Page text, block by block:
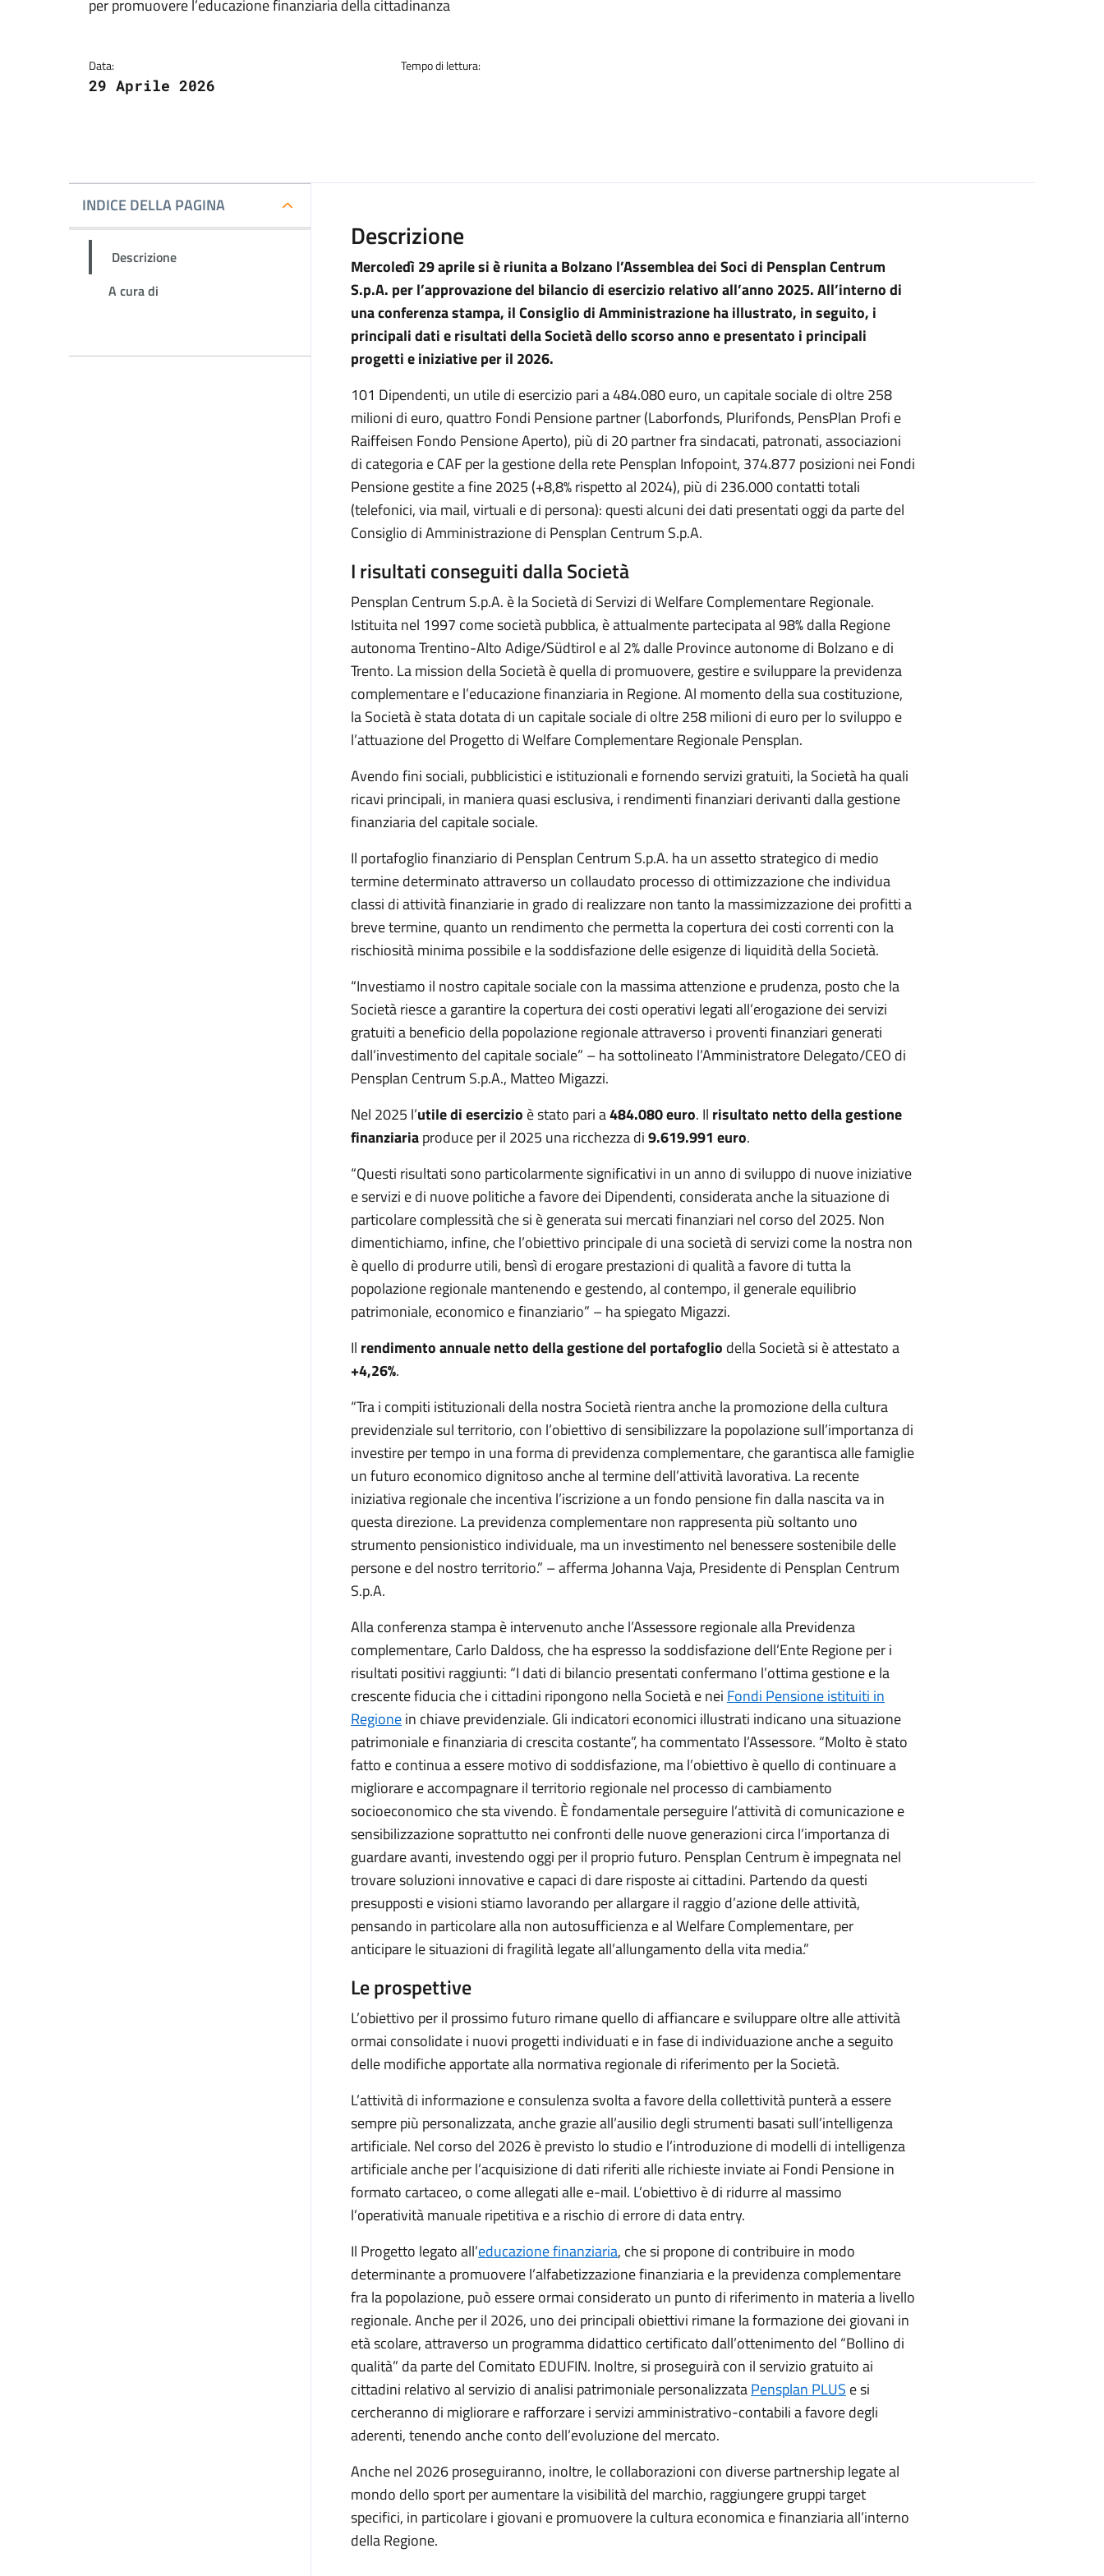
per promuovere l’educazione finanziaria della cittadinanza
Data:
29 Aprile 2026
Tempo di lettura:
INDICE DELLA PAGINA
Descrizione
A cura di
Descrizione
Mercoledì 29 aprile si è riunita a Bolzano l’Assemblea dei Soci di Pensplan Centrum
S.p.A. per l’approvazione del bilancio di esercizio relativo all’anno 2025. All’interno di
una conferenza stampa, il Consiglio di Amministrazione ha illustrato, in seguito, i
principali dati e risultati della Società dello scorso anno e presentato i principali
progetti e iniziative per il 2026.
101 Dipendenti, un utile di esercizio pari a 484.080 euro, un capitale sociale di oltre 258
milioni di euro, quattro Fondi Pensione partner (Laborfonds, Plurifonds, PensPlan Profi e
Raiffeisen Fondo Pensione Aperto), più di 20 partner fra sindacati, patronati, associazioni
di categoria e CAF per la gestione della rete Pensplan Infopoint, 374.877 posizioni nei Fondi
Pensione gestite a fine 2025 (+8,8% rispetto al 2024), più di 236.000 contatti totali
(telefonici, via mail, virtuali e di persona): questi alcuni dei dati presentati oggi da parte del
Consiglio di Amministrazione di Pensplan Centrum S.p.A.
I risultati conseguiti dalla Società
Pensplan Centrum S.p.A. è la Società di Servizi di Welfare Complementare Regionale.
Istituita nel 1997 come società pubblica, è attualmente partecipata al 98% dalla Regione
autonoma Trentino-Alto Adige/Südtirol e al 2% dalle Province autonome di Bolzano e di
Trento. La mission della Società è quella di promuovere, gestire e sviluppare la previdenza
complementare e l’educazione finanziaria in Regione. Al momento della sua costituzione,
la Società è stata dotata di un capitale sociale di oltre 258 milioni di euro per lo sviluppo e
l’attuazione del Progetto di Welfare Complementare Regionale Pensplan.
Avendo fini sociali, pubblicistici e istituzionali e fornendo servizi gratuiti, la Società ha quali
ricavi principali, in maniera quasi esclusiva, i rendimenti finanziari derivanti dalla gestione
finanziaria del capitale sociale.
Il portafoglio finanziario di Pensplan Centrum S.p.A. ha un assetto strategico di medio
termine determinato attraverso un collaudato processo di ottimizzazione che individua
classi di attività finanziarie in grado di realizzare non tanto la massimizzazione dei profitti a
breve termine, quanto un rendimento che permetta la copertura dei costi correnti con la
rischiosità minima possibile e la soddisfazione delle esigenze di liquidità della Società.
“Investiamo il nostro capitale sociale con la massima attenzione e prudenza, posto che la
Società riesce a garantire la copertura dei costi operativi legati all’erogazione dei servizi
gratuiti a beneficio della popolazione regionale attraverso i proventi finanziari generati
dall’investimento del capitale sociale” – ha sottolineato l’Amministratore Delegato/CEO di
Pensplan Centrum S.p.A., Matteo Migazzi.
Nel 2025 l’utile di esercizio è stato pari a484.080 euro. Il risultato netto della gestione
finanziariaproduce per il 2025 una ricchezza di9.619.991 euro.
“Questi risultati sono particolarmente significativi in un anno di sviluppo di nuove iniziative
e servizi e di nuove politiche a favore dei Dipendenti, considerata anche la situazione di
particolare complessità che si è generata sui mercati finanziari nel corso del 2025. Non
dimentichiamo, infine, che l’obiettivo principale di una società di servizi come la nostra non
è quello di produrre utili, bensì di erogare prestazioni di qualità a favore di tutta la
popolazione regionale mantenendo e gestendo, al contempo, il generale equilibrio
patrimoniale, economico e finanziario” – ha spiegato Migazzi.
Il rendimento annuale netto della gestione del portafoglio della Società si è attestato a
+4,26%.
“Tra i compiti istituzionali della nostra Società rientra anche la promozione della cultura
previdenziale sul territorio, con l’obiettivo di sensibilizzare la popolazione sull’importanza di
investire per tempo in una forma di previdenza complementare, che garantisca alle famiglie
un futuro economico dignitoso anche al termine dell’attività lavorativa. La recente
iniziativa regionale che incentiva l’iscrizione a un fondo pensione fin dalla nascita va in
questa direzione. La previdenza complementare non rappresenta più soltanto uno
strumento pensionistico individuale, ma un investimento nel benessere sostenibile delle
persone e del nostro territorio.” – afferma Johanna Vaja, Presidente di Pensplan Centrum
S.p.A.
Alla conferenza stampa è intervenuto anche l’Assessore regionale alla Previdenza
complementare, Carlo Daldoss, che ha espresso la soddisfazione dell’Ente Regione per i
risultati positivi raggiunti: “I dati di bilancio presentati confermano l’ottima gestione e la
crescente fiducia che i cittadini ripongono nella Società e nei Fondi Pensione istituiti in
Regionein chiave previdenziale. Gli indicatori economici illustrati indicano una situazione
patrimoniale e finanziaria di crescita costante”, ha commentato l’Assessore. “Molto è stato
fatto e continua a essere motivo di soddisfazione, ma l’obiettivo è quello di continuare a
migliorare e accompagnare il territorio regionale nel processo di cambiamento
socioeconomico che sta vivendo. È fondamentale perseguire l’attività di comunicazione e
sensibilizzazione soprattutto nei confronti delle nuove generazioni circa l’importanza di
guardare avanti, investendo oggi per il proprio futuro. Pensplan Centrum è impegnata nel
trovare soluzioni innovative e capaci di dare risposte ai cittadini. Partendo da questi
presupposti e visioni stiamo lavorando per allargare il raggio d’azione delle attività,
pensando in particolare alla non autosufficienza e al Welfare Complementare, per
anticipare le situazioni di fragilità legate all’allungamento della vita media.”
Le prospettive
L’obiettivo per il prossimo futuro rimane quello di affiancare e sviluppare oltre alle attività
ormai consolidate i nuovi progetti individuati e in fase di individuazione anche a seguito
delle modifiche apportate alla normativa regionale di riferimento per la Società.
L’attività di informazione e consulenza svolta a favore della collettività punterà a essere
sempre più personalizzata, anche grazie all’ausilio degli strumenti basati sull’intelligenza
artificiale. Nel corso del 2026 è previsto lo studio e l’introduzione di modelli di intelligenza
artificiale anche per l’acquisizione di dati riferiti alle richieste inviate ai Fondi Pensione in
formato cartaceo, o come allegati alle e-mail. L’obiettivo è di ridurre al massimo
l’operatività manuale ripetitiva e a rischio di errore di data entry.
Il Progetto legato all’educazione finanziaria, che si propone di contribuire in modo
determinante a promuovere l’alfabetizzazione finanziaria e la previdenza complementare
fra la popolazione, può essere ormai considerato un punto di riferimento in materia a livello
regionale. Anche per il 2026, uno dei principali obiettivi rimane la formazione dei giovani in
età scolare, attraverso un programma didattico certificato dall’ottenimento del “Bollino di
qualità” da parte del Comitato EDUFIN. Inoltre, si proseguirà con il servizio gratuito ai
cittadini relativo al servizio di analisi patrimoniale personalizzataPensplan PLUS e si
cercheranno di migliorare e rafforzare i servizi amministrativo-contabili a favore degli
aderenti, tenendo anche conto dell’evoluzione del mercato.
Anche nel 2026 proseguiranno, inoltre, le collaborazioni con diverse partnership legate al
mondo dello sport per aumentare la visibilità del marchio, raggiungere gruppi target
specifici, in particolare i giovani e promuovere la cultura economica e finanziaria all’interno
della Regione.